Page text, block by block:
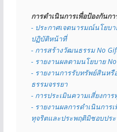
การดำเนินการเพื่อป้องกันก
- ประกาศเจตนารมณ์นโยบา
ปฏิบัติหน้าที่
- การสร้างวัฒนธรรม No
- รายงานผลตามนโยบาย
- รายงานการรับทรัพย์สินห
ธรรมจรรยา
- การประเมินความเสี่ยงการ
- รายงานผลการดำเนินการ
ทุจริตและประพฤติมิชอบปร